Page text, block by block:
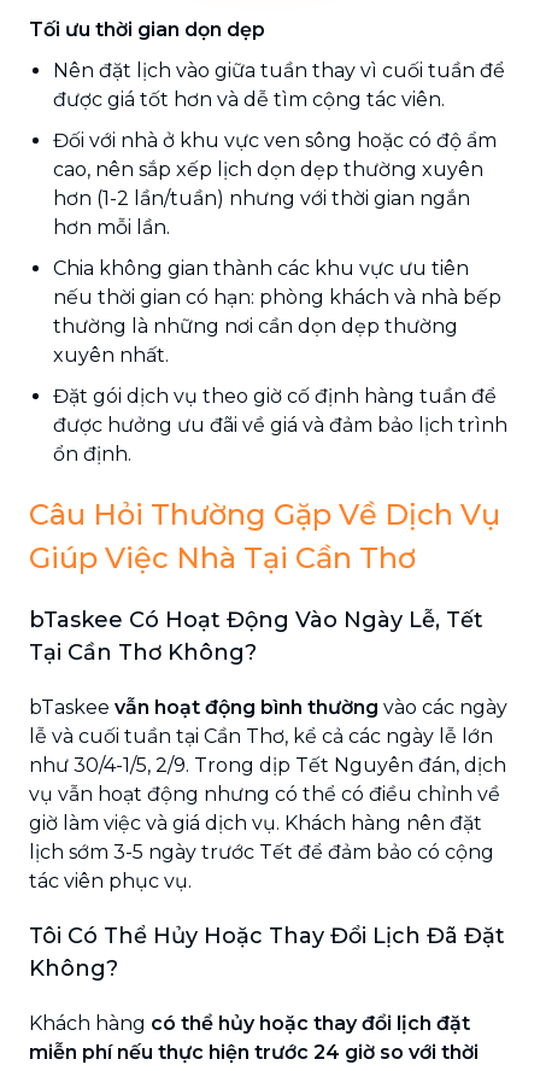
Tối ưu thời gian dọn dẹp
Nên đặt lịch vào giữa tuần thay vì cuối tuần để
được giá tốt hơn và dễ tìm cộng tác viên.
Đối với nhà ở khu vực ven sông hoặc có độ ẩm
cao, nên sắp xếp lịch dọn dẹp thường xuyên
hơn (1-2 lần/tuần) nhưng với thời gian ngắn
hơn mỗi lần.
Chia không gian thành các khu vực ưu tiên
nếu thời gian có hạn: phòng khách và nhà bếp
thường là những nơi cần dọn dẹp thường
xuyên nhất.
Đặt gói dịch vụ theo giờ cố định hàng tuần để
được hưởng ưu đãi về giá và đảm bảo lịch trình
ổn định.
Câu Hỏi Thường Gặp Về Dịch Vụ
Giúp Việc Nhà Tại Cần Thơ
bTaskee Có Hoạt Động Vào Ngày Lễ, Tết
Tại Cần Thơ Không?
bTaskee vẫn hoạt động bình thường vào các ngày
lễ và cuối tuần tại Cần Thơ, kể cả các ngày lễ lớn
như 30/4-1/5, 2/9. Trong dịp Tết Nguyên đán, dịch
vụ vẫn hoạt động nhưng có thể có điều chỉnh về
giờ làm việc và giá dịch vụ. Khách hàng nên đặt
lịch sớm 3-5 ngày trước Tết để đảm bảo có cộng
tác viên phục vụ.
Tôi Có Thể Hủy Hoặc Thay Đổi Lịch Đã Đặt
Không?
Khách hàng có thể hủy hoặc thay đổi lịch đặt
miễn phí nếu thực hiện trước 24 giờ so với thời